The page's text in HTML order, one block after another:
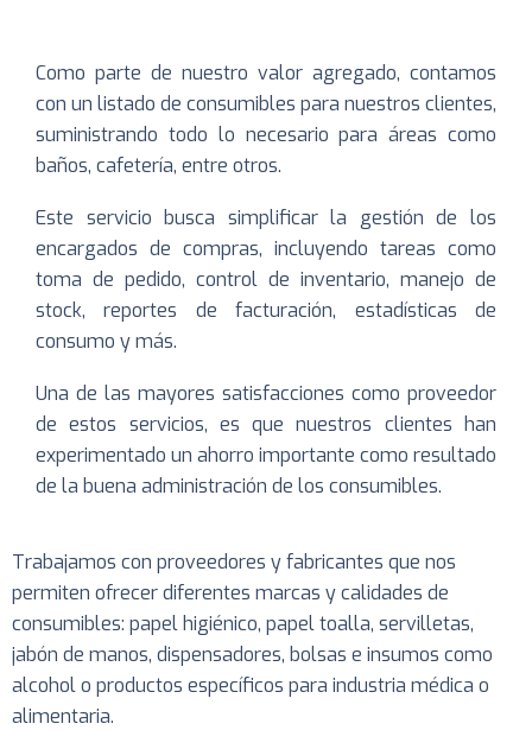
Como parte de nuestro valor agregado, contamos
con un listado de consumibles para nuestros clientes,
suministrando todo lo necesario para áreas como
baños, cafetería, entre otros.
Este servicio busca simplificar la gestión de los
encargados de compras, incluyendo tareas como
toma de pedido, control de inventario, manejo de
stock, reportes de facturación, estadísticas de
consumo y más.
Una de las mayores satisfacciones como proveedor
de estos servicios, es que nuestros clientes han
experimentado un ahorro importante como resultado
de la buena administración de los consumibles.
Trabajamos con proveedores y fabricantes que nos
permiten ofrecer diferentes marcas y calidades de
consumibles: papel higiénico, papel toalla, servilletas,
jabón de manos, dispensadores, bolsas e insumos como
alcohol o productos específicos para industria médica o
alimentaria.